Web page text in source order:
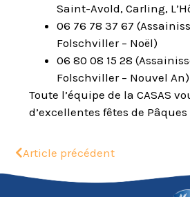
Saint-Avold, Carling,
06 76 78 37 67
Folschviller – Noël)
06 80 08 15 28
Folschviller – Nouvel An)
Toute l’équipe de la CASAS
d’excellentes fêtes de Pâques
Article précédent